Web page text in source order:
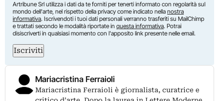
Artribune Srl utilizza i dati da te forniti per tenerti informato con regolarità sul
mondo dell'arte, nel rispetto della privacy come indicato nella nostra
informativa. Iscrivendoti i tuoi dati personali verranno trasferiti su MailChimp
e trattati secondo le modalità riportate in questa informativa. Potrai
disiscriverti in qualsiasi momento con l'apposito link presente nelle email.
Iscriviti
Mariacristina Ferraioli
Mariacristina Ferraioli è giornalista, curatrice e